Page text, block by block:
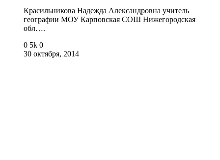
Красильникова Надежда Александровна учитель
географии МОУ Карповская СОШ Нижегородская
обл….
0 5k 0
30 октября, 2014